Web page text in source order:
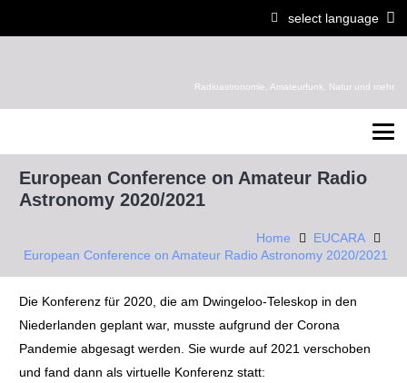
select language
Radioastronomie, Amateurfunk, Natur und mehr
European Conference on Amateur Radio
Astronomy 2020/2021
Home
EUCARA
European Conference on Amateur Radio Astronomy 2020/2021
Die Konferenz für 2020, die am Dwingeloo-Teleskop in den
Niederlanden geplant war, musste aufgrund der Corona
Pandemie abgesagt werden. Sie wurde auf 2021 verschoben
und fand dann als virtuelle Konferenz statt: